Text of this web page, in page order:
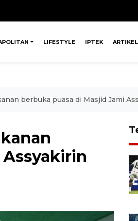
LIFESTYLE IPTEK ARTIKEL
berbuka puasa di Masjid Jami